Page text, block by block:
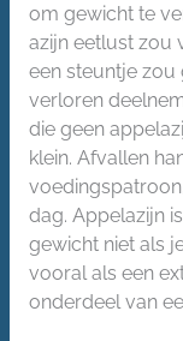
om gewicht te
azijn eetlust zou
een steuntje zou
verloren
die geen
klein. Afvallen
dag. Appelazijn
gewicht niet als
vooral als een
onderdeel van